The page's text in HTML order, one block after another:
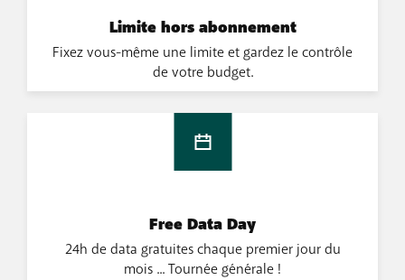
Limite hors abonnement
Fixez vous-même une limite et gardez le contrôle
de votre budget.
Free Data Day
24h de data gratuites chaque premier jour du
mois ... Tournée générale !